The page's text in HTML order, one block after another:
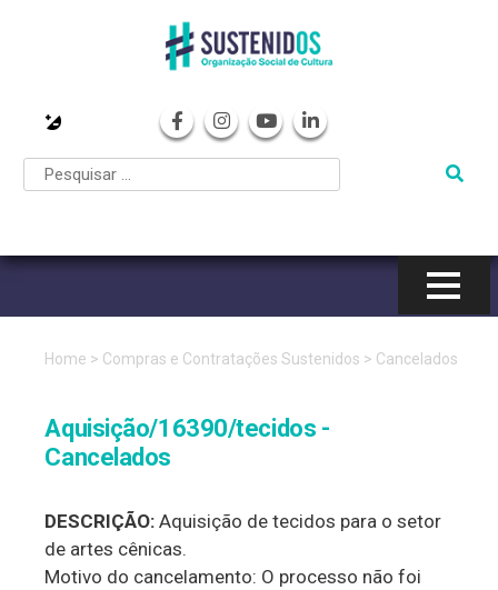
Pular
o
Home > Compras e Contratações Sustenidos > Cancelados
Aquisição/16390/tecidos -
Cancelados
DESCRIÇÃO: Aquisição de tecidos para o setor
de artes cênicas.
Motivo do cancelamento: O processo não foi